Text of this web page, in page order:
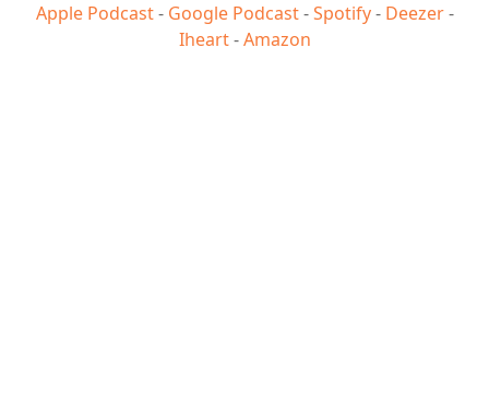
Apple Podcast- Google Podcast-Spotify- Deezer-
Iheart-Amazon